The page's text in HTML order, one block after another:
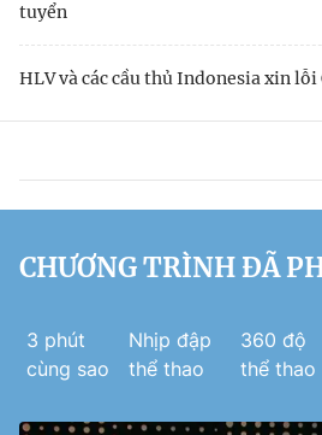
tuyển
HLV và các cầu thủ Indonesia xin
CHƯƠNG TRÌNH ĐÃ
3 phút
cùng sao
Nhịp đập
thể thao
360 độ
thể thao